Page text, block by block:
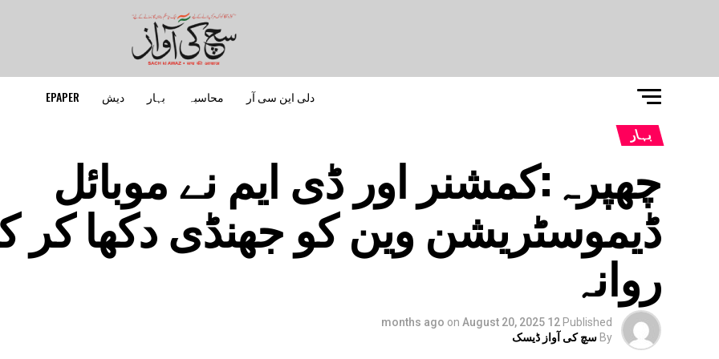
دلی این سی آر محاسبہ بہار دیش EPAPER
بہار
چھپرہ:کمشنر اور ڈی ایم نے موبائل
ڈیموسٹریشن وین کو جھنڈی دکھا کر
روانہ
Published
12 months ago
on August 20, 2025
By سچ کی آواز ڈیسک